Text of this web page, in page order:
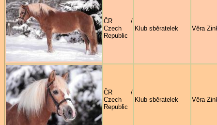
ČR /
Czech
Republic
Klub sběratelek Věra
ČR /
Czech
Republic
Klub sběratelek Věra